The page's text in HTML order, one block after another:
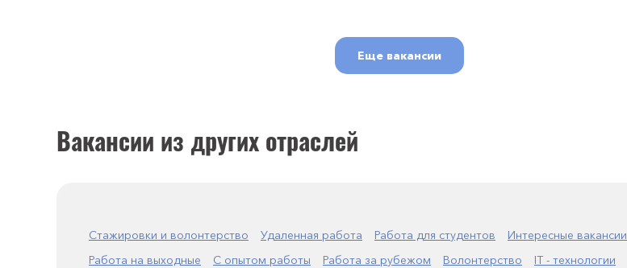
Еще вакансии
Вакансии из других отраслей
Стажировки и волонтерство Удаленная работа Работа для студентов
Интересные вакансии
Работа на выходные
С опытом работы Работа за рубежом Волонтерство
IT - технологии